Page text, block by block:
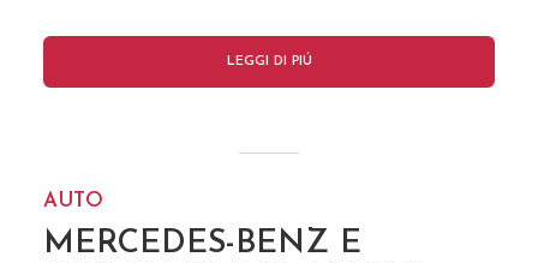
LEGGI DI PIÚ
AUTO
MERCEDES-BENZ E